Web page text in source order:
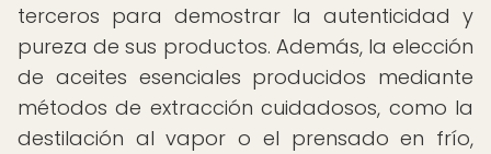
terceros para demostrar la autenticidad y
pureza de sus productos. Además, la elección
de aceites esenciales producidos mediante
métodos de extracción cuidadosos, como la
destilación al vapor o el prensado en frío,